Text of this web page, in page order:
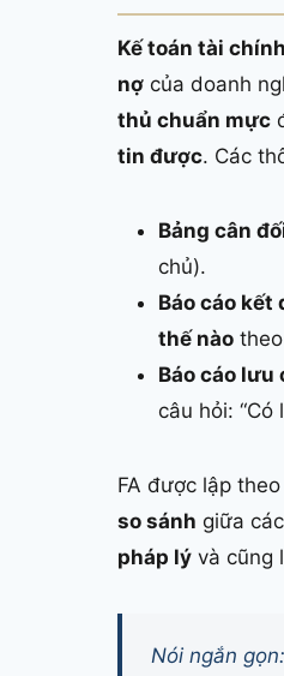
Kế toán tài chính
nợ của doanh
thủ chuẩn mực
tin được. Các
Bảng cân
chủ).
Báo cáo
thế nào
Báo cáo lưu
câu hỏi:
FA được lập theo
so sánh giữa
pháp lý và cũng
Nói ngắn